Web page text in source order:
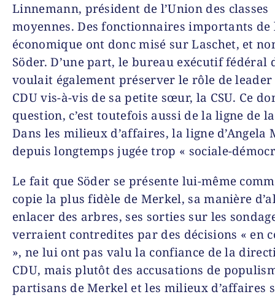
Linnemann, président de l’Union des classes
moyennes. Des fonctionnaires importants de
économique ont donc misé sur Laschet, et
Söder. D’une part, le bureau exécutif fédéral
voulait également préserver le rôle de leader
CDU vis-à-vis de sa petite sœur, la CSU. Ce
question, c’est toutefois aussi de la ligne de
Dans les milieux d’affaires, la ligne d’Angela
depuis longtemps jugée trop « sociale-
Le fait que Söder se présente lui-même
copie la plus fidèle de Merkel, sa manière
enlacer des arbres, ses sorties sur les
verraient contredites par des décisions « en
», ne lui ont pas valu la confiance de la
CDU, mais plutôt des accusations de
partisans de Merkel et les milieux d’affaires